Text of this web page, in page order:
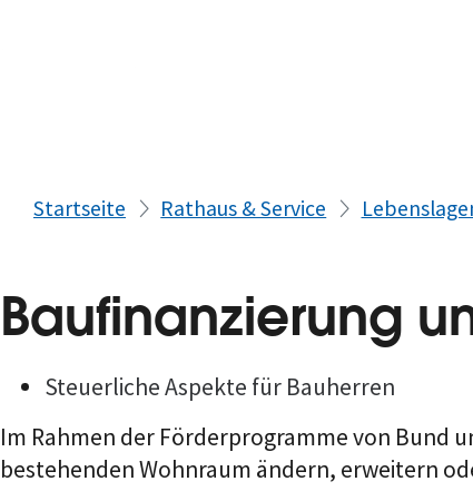
Startseite Rathaus & Service
Baufinanzierung
Steuerliche Aspekte für Bauherren
Im Rahmen der Förderprogramme von Bund
bestehenden Wohnraum ändern, erweitern